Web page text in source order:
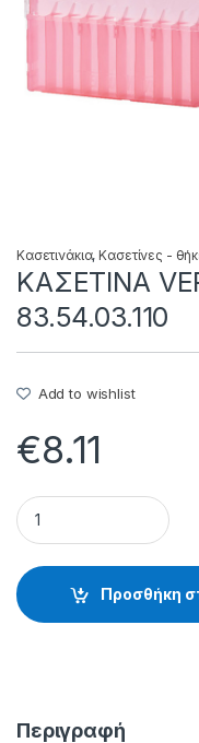
Κασετινάκια,Κασετίνες -
ΚΑΣΕΤΙΝΑ
83.54.03.110
Add to wishlist
€8.11
ΚΑΣΕΤΙΝΑ VERSUS
Προσθήκη
Περιγραφή